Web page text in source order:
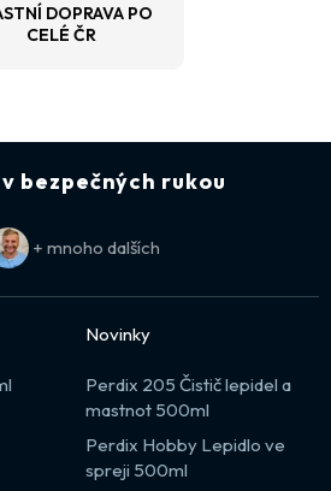
DOPRAVA PO
CELÉ ČR
bezpečných rukou
+ mnoho dalších
Novinky
Perdix 205 Čistič lepidel a
mastnot 500ml
Perdix Hobby Lepidlo ve
spreji 500ml